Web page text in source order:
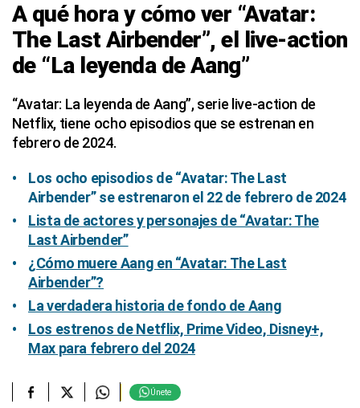
A qué hora y cómo ver “Avatar:
The Last Airbender”, el live-action
de “La leyenda de Aang”
“Avatar: La leyenda de Aang”, serie live-action de
Netflix, tiene ocho episodios que se estrenan en
febrero de 2024.
Los ocho episodios de “Avatar: The Last
Airbender” se estrenaron el 22 de febrero de 2024
Lista de actores y personajes de “Avatar: The
Last Airbender”
¿Cómo muere Aang en “Avatar: The Last
Airbender”?
La verdadera historia de fondo de Aang
Los estrenos de Netflix, Prime Video, Disney+,
Max para febrero del 2024
Únete